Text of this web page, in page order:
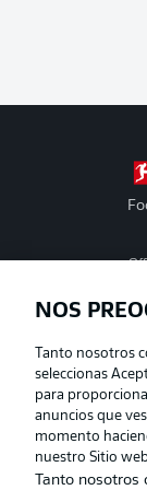
NOS
Tanto nosotros
seleccionas
para
anuncios que
momento
nuestro Sitio
Tanto